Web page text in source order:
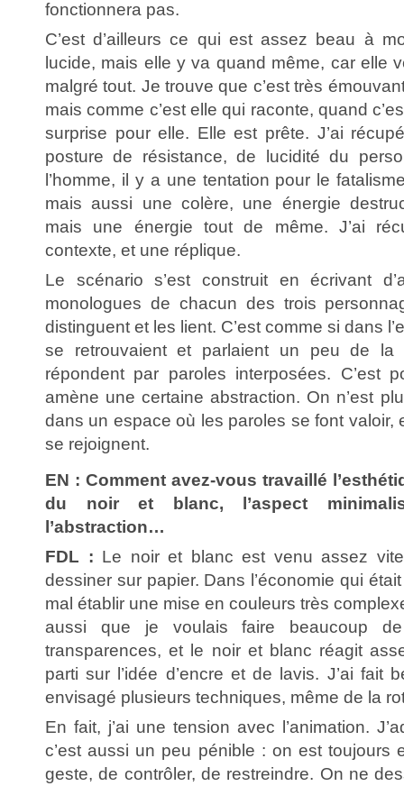
fonctionnera pas.
C’est d’ailleurs ce qui est assez beau à
lucide, mais elle y va quand même, car elle
malgré tout. Je trouve que c’est très
mais comme c’est elle qui raconte, quand
surprise pour elle. Elle est prête. J’ai
posture de résistance, de lucidité du
l’homme, il y a une tentation pour le
mais aussi une colère, une énergie
mais une énergie tout de même. J’ai
contexte, et une réplique.
Le scénario s’est construit en écrivant
monologues de chacun des trois
distinguent et les lient. C’est comme si dans
se retrouvaient et parlaient un peu de la
répondent par paroles interposées. C’est
amène une certaine abstraction. On n’est
dans un espace où les paroles se font valoir,
se rejoignent.
EN : Comment avez-vous travaillé
du noir et blanc, l’aspect
l’abstraction…
FDL : Le noir et blanc est venu assez
dessiner sur papier. Dans l’économie qui
mal établir une mise en couleurs très
aussi que je voulais faire beaucoup de
transparences, et le noir et blanc réagit
parti sur l’idée d’encre et de lavis. J’ai fait
envisagé plusieurs techniques, même de la
En fait, j’ai une tension avec l’animation.
c’est aussi un peu pénible : on est toujours
geste, de contrôler, de restreindre. On ne